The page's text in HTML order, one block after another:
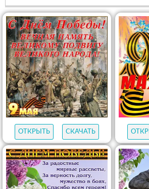
ОТКРЫТЬ СКАЧАТЬ